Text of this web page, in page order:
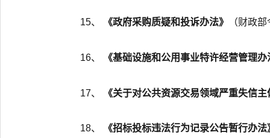
15、 《政府采购质疑和投诉办法》 （财政
16、 《基础设施和公用事业特许经营管理办
17、 《关于对公共资源交易领域严重失信
18、 《招标投标违法行为记录公告暂行办法